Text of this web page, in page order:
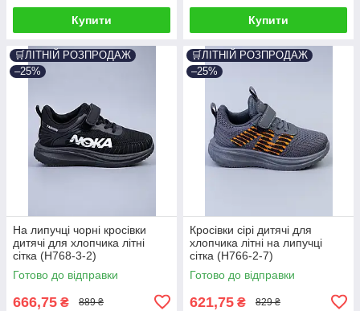
Купити Купити
🛒ЛІТНІЙ РОЗПРОДАЖ
–25%
На липучці чорні кросівки
дитячі для хлопчика літні
сітка (H768-3-2)
Готово до відправки
666,75 ₴ 889 ₴
🛒ЛІТНІЙ РОЗПРОДАЖ
–25%
Кросівки сірі дитячі для
хлопчика літні на липучці
сітка (H766-2-7)
Готово до відправки
621,75 ₴ 829 ₴